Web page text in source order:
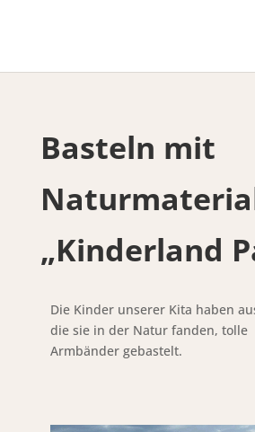
Basteln mit
„Kinderland
Die Kinder unserer Kita haben
die sie in der Natur fanden, tolle
Armbänder gebastelt.